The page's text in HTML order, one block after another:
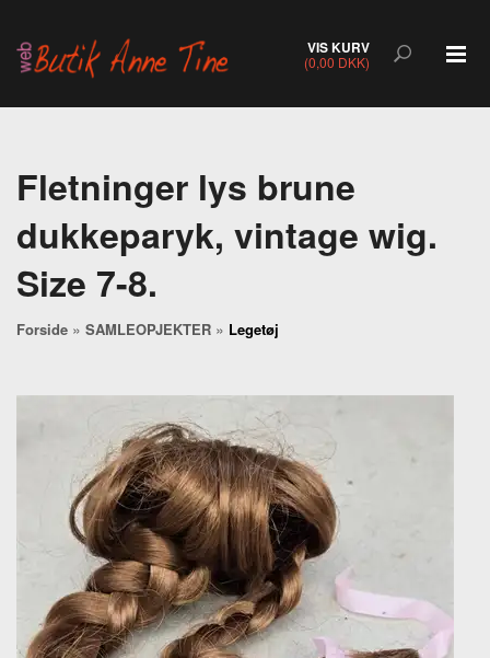
VIS KURV
(0,00 DKK)
Fletninger lys brune
dukkeparyk, vintage wig.
Size 7-8.
Forside » SAMLEOPJEKTER » Legetøj